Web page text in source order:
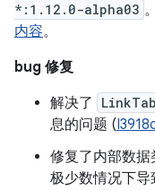
*:1.12.0-alpha03
内容。
bug 修复
解决了
息的问题 (
修复了内部数
极少数情况下